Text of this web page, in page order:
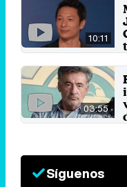
10:11
03:55
Síguenos